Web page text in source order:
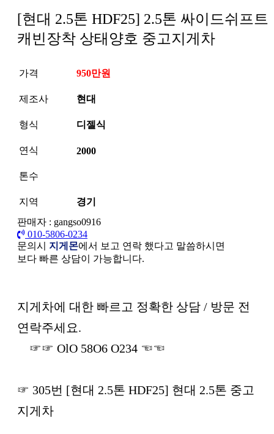
[현대 2.5톤 HDF25] 2.5톤 싸이드쉬프트
캐빈장착 상태양호 중고지게차
가격 950만원
제조사 현대
형식 디젤식
연식 2000
톤수
지역
경기
판매자 : gangso0916
010-5806-0234
문의시 지게몬에서 보고 연락 했다고 말씀하시면
보다 빠른 상담이 가능합니다.
본문
지게차에 대한 빠르고 정확한 상담 / 방문 전
연락주세요.
☞☞ OlO 58O6 O234 ☜☜
☞ 305번 [현대 2.5톤 HDF25] 현대 2.5톤 중고
지게차